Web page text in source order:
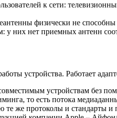
к сети:
физически не способны
у них нет приемных антенн
устройства. Работает
устройствам без
то есть потока
те же протоколы и стандарты